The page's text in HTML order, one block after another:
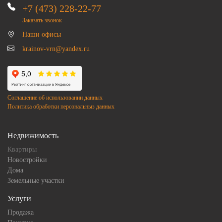
+7 (473) 228-22-77
Заказать звонок
Наши офисы
krainov-vrn@yandex.ru
Соглашение об использовании данных
Политика обработки персональныз данных
Недвижимость
Квартиры
Новостройки
Дома
Земельные участки
Услуги
Продажа